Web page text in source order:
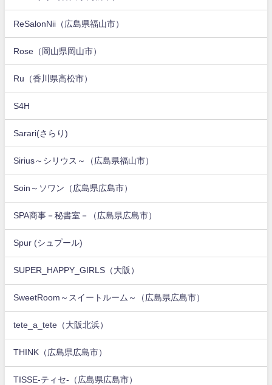
ReSalonNii（広島県福山市）
Rose（岡山県岡山市）
Ru（香川県高松市）
S4H
Sarari(さらり)
Sirius～シリウス～（広島県福山市）
Soin～ソワン（広島県広島市）
SPA商事－秘書室－（広島県広島市）
Spur (シュプール)
SUPER_HAPPY_GIRLS（大阪）
SweetRoom～スイートルーム～（広島県広島市）
tete_a_tete（大阪北浜）
THINK（広島県広島市）
TISSE-ティセ-（広島県広島市）